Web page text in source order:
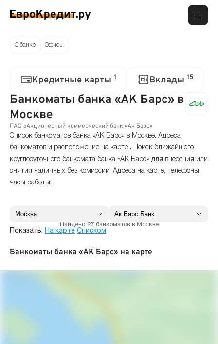
О банке Офисы
Кредитные карты 1 Вклады 15
Банкоматы банка «АК Барс» в
Москве
ПАО «Акционерный коммерческий банк «Ак Барс»
Список банкоматов банка «АК Барс» в Москве. Адреса
банкоматов и расположение на карте . Поиск ближайшего
круглосуточного банкомата банка «АК Барс» для внесения или
снятия наличных без комиссии. Адреса на карте, телефоны,
часы работы.
Найдено 27 банкоматов в Москве
Показать: На карте Списком
Банкоматы банка «АК Барс» на карте